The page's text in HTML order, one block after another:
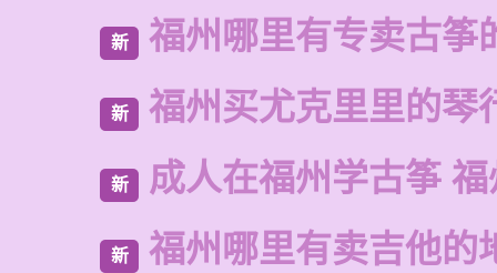
新 福州哪里有专卖古筝
新 福州买尤克里里的琴
新 成人在福州学古筝
新 福州哪里有卖吉他的